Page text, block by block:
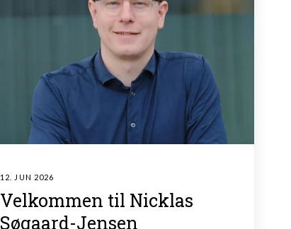
12. JUN 2026
Velkommen til Nicklas
Søgaard-Jensen